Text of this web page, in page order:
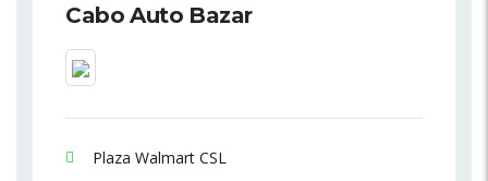
Cabo Auto Bazar
Plaza Walmart CSL